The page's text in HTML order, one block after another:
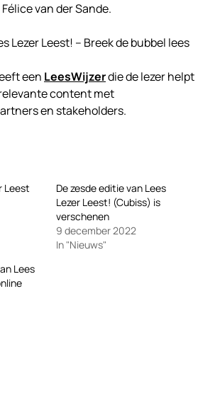
van der Sande.
Lezer Leest! – Breek de bubbel lees
een LeesWijzerdie de lezer helpt
content met
en stakeholders.
Leest
De zesde editie van Lees
Lezer Leest! (Cubiss) is
verschenen
9 december 2022
In "Nieuws"
Lees